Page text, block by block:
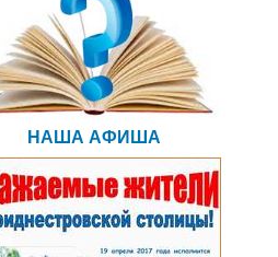
НАША АФИША